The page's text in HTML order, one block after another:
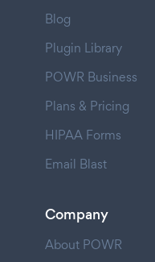
Blog
Plugin Library
POWR Business
Plans & Pricing
HIPAA Forms
Email Blast
Company
About POWR